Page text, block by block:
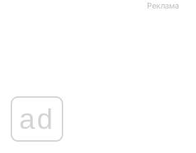
Реклама
ad